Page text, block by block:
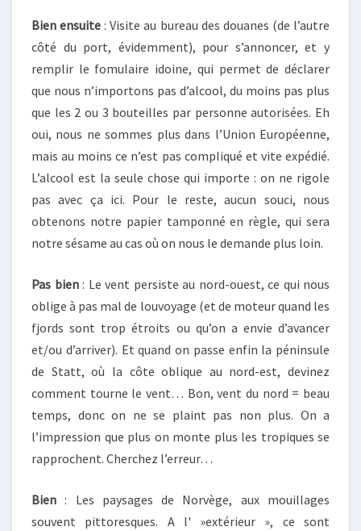
Bien ensuite : Visite au bureau des douanes (de l’autre
côté du port, évidemment), pour s’annoncer, et y
remplir le fomulaire idoine, qui permet de déclarer
que nous n’importons pas d’alcool, du moins pas plus
que les 2 ou 3 bouteilles par personne autorisées. Eh
oui, nous ne sommes plus dans l’Union Européenne,
mais au moins ce n’est pas compliqué et vite expédié.
L’alcool est la seule chose qui importe : on ne rigole
pas avec ça ici. Pour le reste, aucun souci, nous
obtenons notre papier tamponné en règle, qui sera
notre sésame au cas où on nous le demande plus loin.
Pas bien: Le vent persiste au nord-ouest, ce qui nous
oblige à pas mal de louvoyage (et de moteur quand les
fjords sont trop étroits ou qu’on a envie d’avancer
et/ou d’arriver). Et quand on passe enfin la péninsule
de Statt, où la côte oblique au nord-est, devinez
comment tourne le vent… Bon, vent du nord = beau
temps, donc on ne se plaint pas non plus. On a
l’impression que plus on monte plus les tropiques se
rapprochent. Cherchez l’erreur…
Bien: Les paysages de Norvège, aux mouillages
souvent pittoresques. A l' »extérieur », ce sont